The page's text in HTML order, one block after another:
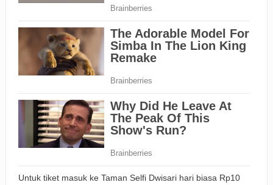
Untuk tiket masuk ke Taman Selfi Dwisari hari biasa Rp10